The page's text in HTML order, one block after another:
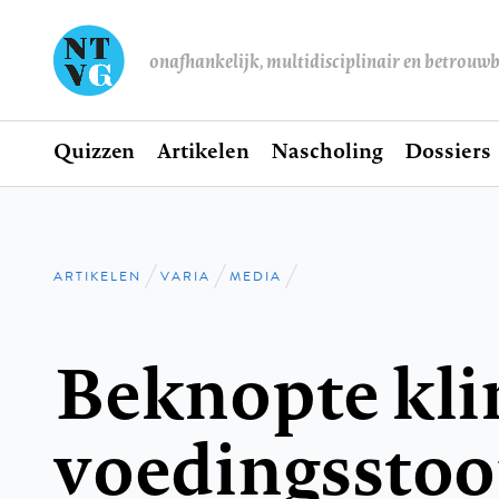
onafhankelijk, multidisciplinair en
Hoofdnavigatie
Home
Quizzen Artikelen Nascholing Dossiers
Kruimelpad
ARTIKELEN VARIA MEDIA
Beknopte